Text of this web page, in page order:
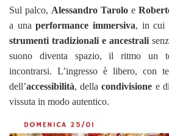
Sul palco, Alessandro Tarolo e
a unaperformance immersiva, in cui
strumenti tradizionali e ancestrali
suono diventa spazio, il ritmo un
incontrarsi. L’ingresso è libero, con
dell’accessibilità, dellacondivisione e
vissuta in modo autentico.